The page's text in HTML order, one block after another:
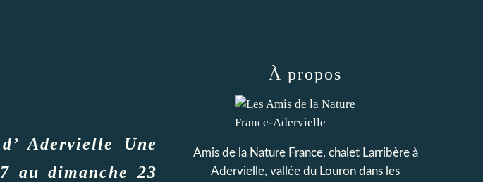
Adervielle Une
au dimanche 23
À propos
Amis de la Nature France, chalet Larribère à
Adervielle, vallée du Louron dans les